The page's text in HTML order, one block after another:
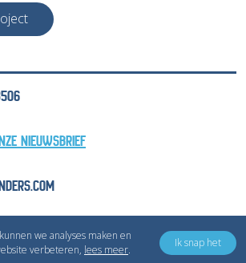
we analyses maken en
verbeteren, lees meer.
Ik snap het
NIEUWSBRIEF